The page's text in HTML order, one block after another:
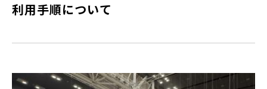
利用手順について